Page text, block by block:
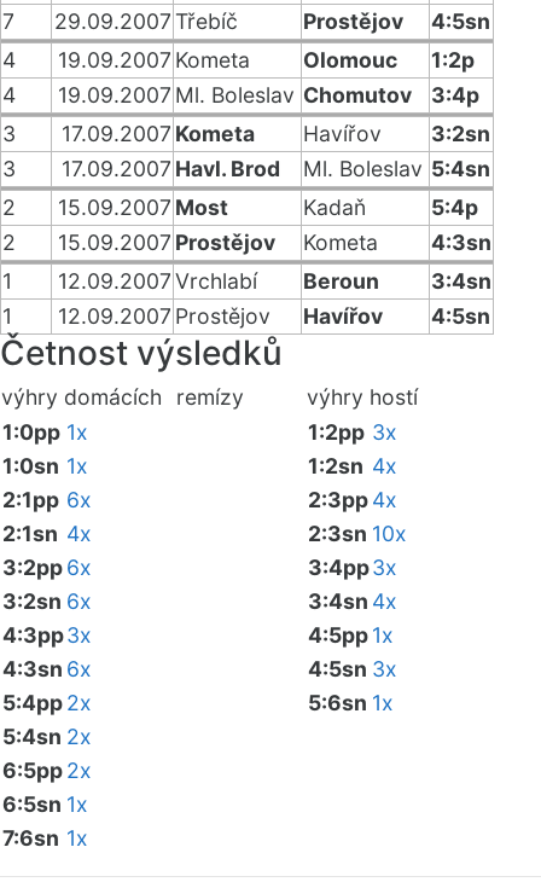
7
29.09.2007Třebíč Prostějov
4:5sn
4
19.09.2007 Kometa Olomouc
1:2p
4
19.09.2007 Ml. Boleslav Chomutov
3:4p
3
17.09.2007 Kometa Havířov
3:2sn
3
17.09.2007 Havl. Brod Ml. Boleslav 5:4sn
2
15.09.2007 Most Kadaň
5:4p
2
15.09.2007 Prostějov Kometa
4:3sn
1
12.09.2007Vrchlabí Beroun
3:4sn
1
12.09.2007 Prostějov Havířov 4:5sn
Četnost výsledků
výhry domácích remízy výhry hostí
1:0pp 1x
1:0sn 1x
2:1pp 6x
2:1sn 4x
3:2pp6x
3:2sn 6x
4:3pp3x
4:3sn 6x
5:4pp2x
5:4sn 2x
6:5pp2x
6:5sn 1x
7:6sn 1x
1:2pp 3x
1:2sn 4x
2:3pp4x
2:3sn 10x
3:4pp3x
3:4sn 4x
4:5pp1x
4:5sn 3x
5:6sn 1x